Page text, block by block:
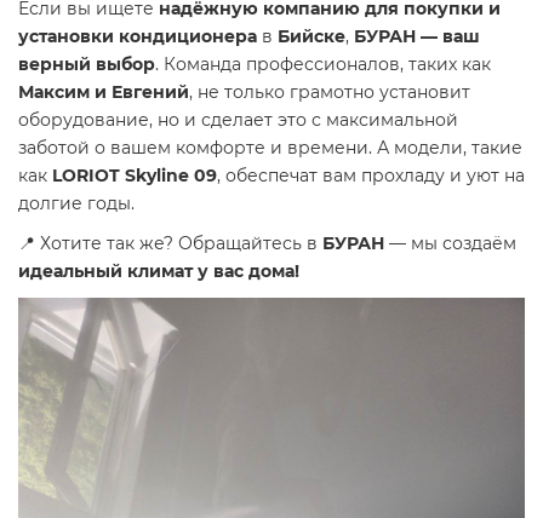
Если вы ищете надёжную компанию для покупки и
установки кондиционера в Бийске, БУРАН — ваш
верный выбор. Команда профессионалов, таких как
Максим и Евгений, не только грамотно установит
оборудование, но и сделает это с максимальной
заботой о вашем комфорте и времени. А модели, такие
как LORIOT Skyline 09, обеспечат вам прохладу и уют на
долгие годы.
📍 Хотите так же? Обращайтесь в БУРАН — мы создаём
идеальный климат у вас дома!